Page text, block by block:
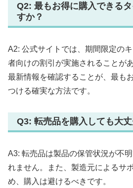
Q2: 最もお得に購入できる
すか？
A2: 公式サイトでは、期間限定の
者向けの割引が実施されることが
最新情報を確認することが、最も
つける確実な方法です。
Q3: 転売品を購入しても大
A3: 転売品は製品の保管状況が不
れません。また、製造元によるサ
め、購入は避けるべきです。